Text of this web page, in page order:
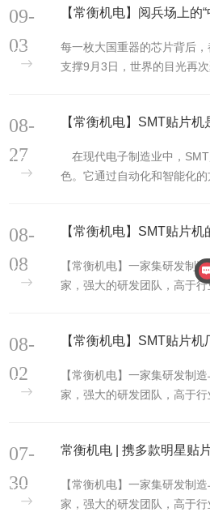
【常衡机电】阅兵场上的
每一枚大国重器的芯片背后
支撑9月3日，世界的目光再
09-
03
【常衡机电】SMT贴片
在现代电子制造业中，
色。它通过自动化和智能化
08-
27
【常衡机电】SMT贴片
【常衡机电】一家集研发制
家，强大的研发团队，高于
40多亩的SMT智造产业园。
机、泛用贴片机、高精打样
贴片机以及配套产品回流焊
08-
08
【常衡机电】SMT贴片
【常衡机电】一家集研发制
家，强大的研发团队，高于
贴片机以及配套产品回流焊
08-
02
常衡机电 | 携多款明星贴
业博览会
【常衡机电】一家集研发制
家，强大的研发团队，高于
07-
30